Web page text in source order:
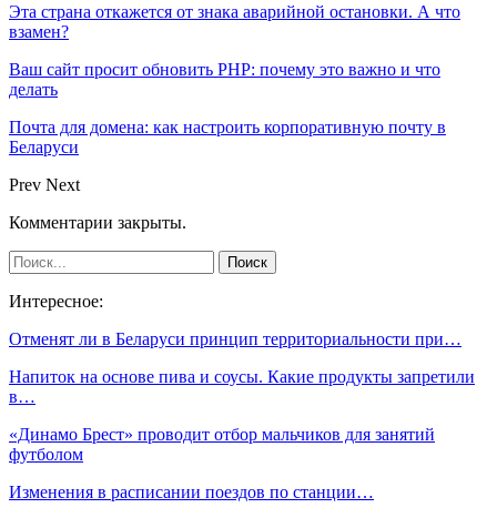
Эта страна откажется от знака аварийной остановки. А что
взамен?
Ваш сайт просит обновить PHP: почему это важно и что
делать
Почта для домена: как настроить корпоративную почту в
Беларуси
Prev Next
Комментарии закрыты.
Интересное:
Отменят ли в Беларуси принцип территориальности при…
Напиток на основе пива и соусы. Какие продукты запретили
в…
«Динамо Брест» проводит отбор мальчиков для занятий
футболом
Изменения в расписании поездов по станции…